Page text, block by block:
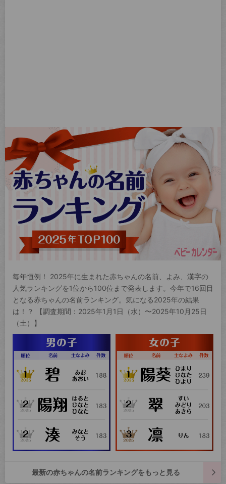
毎年恒例！ 2025年に生まれた赤ちゃんの名前、よみ、漢字の
人気ランキングを1位から100位まで発表します。今年で16回目
となる赤ちゃんの名前ランキング。気になる2025年の結果
は！？ 【調査期間：2025年1月1日（水）〜2025年10月25日
（土）】
最新の赤ちゃんの名前ランキングをもっと見る